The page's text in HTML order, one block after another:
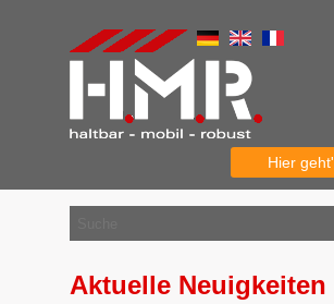
Hier
Aktuelle Neuigkeiten